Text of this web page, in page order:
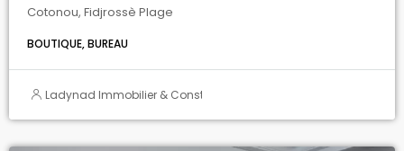
Cotonou, Fidjrossè Plage
BOUTIQUE, BUREAU
Ladynad Immobilier & Construction